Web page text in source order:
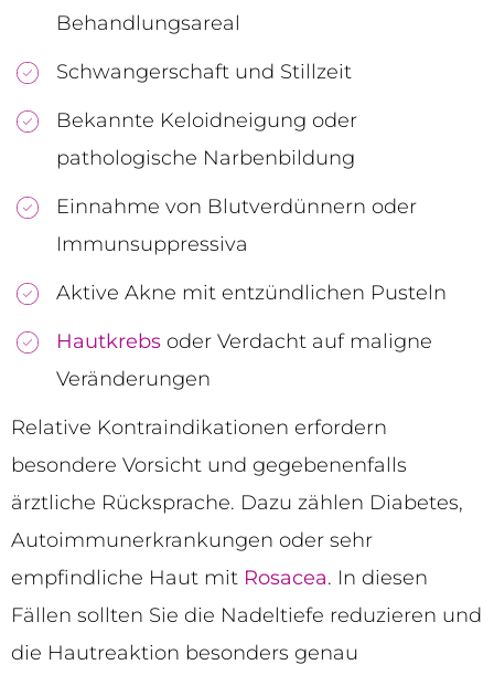
Behandlungsareal
Schwangerschaft und Stillzeit
Bekannte Keloidneigung oder
pathologische Narbenbildung
Einnahme von Blutverdünnern oder
Immunsuppressiva
Aktive Akne mit entzündlichen Pusteln
Hautkrebs oder Verdacht auf maligne
Veränderungen
Relative Kontraindikationen erfordern
besondere Vorsicht und gegebenenfalls
ärztliche Rücksprache. Dazu zählen Diabetes,
Autoimmunerkrankungen oder sehr
empfindliche Haut mit Rosacea. In diesen
Fällen sollten Sie die Nadeltiefe reduzieren und
die Hautreaktion besonders genau